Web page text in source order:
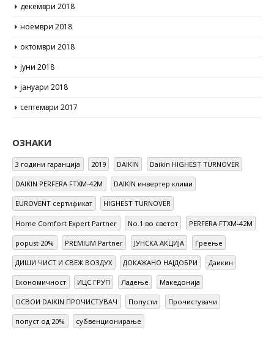
декември 2018
ноември 2018
октомври 2018
јуни 2018
јануари 2018
септември 2017
ОЗНАКИ
3 години гаранција 2019 DAIKIN Daikin HIGHEST TURNOVER
DAIKIN PERFERA FTXM-42M DAIKIN инвертер клими
EUROVENT сертификат HIGHEST TURNOVER
Home Comfort Expert Partner No.1 во светот PERFERA FTXM-42M
popust 20% PREMIUM Partner ЈУНСКА АКЦИЈА Греење
ДИШИ ЧИСТ И СВЕЖ ВОЗДУХ ДОКАЖАНО НАЈДОБРИ Даикин
Економичност ИЦС ГРУП Ладење Македонија
ОСВОИ DAIKIN ПРОЧИСТУВАЧ Попусти Прочистувачи
попуст од 20% субвенционирање